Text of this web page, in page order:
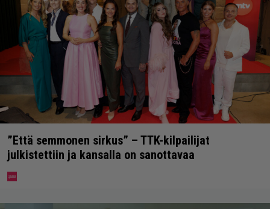
”Että semmonen sirkus” – TTK-kilpailijat
julkistettiin ja kansalla on sanottavaa